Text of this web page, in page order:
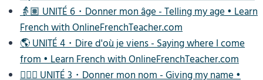
👵🏽 UNITÉ 6・Donner mon âge - Telling my age • Learn
French with OnlineFrenchTeacher.com
🌎 UNITÉ 4・Dire d'où je viens - Saying where I come
from • Learn French with OnlineFrenchTeacher.com
🙋🏾‍♀️ UNITÉ 3・Donner mon nom - Giving my name •